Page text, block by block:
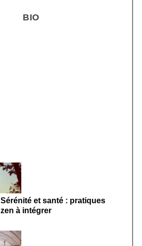
BIO
Sérénité et santé : pratiques
zen à intégrer